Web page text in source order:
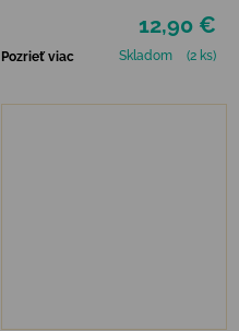
12,90 €
Pozrieť viac Skladom (2 ks)